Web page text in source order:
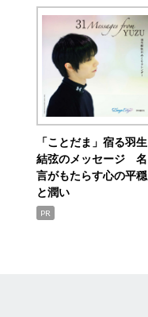
「ことだま」宿る羽生
結弦のメッセージ 名
言がもたらす心の平穏
と潤い
PR